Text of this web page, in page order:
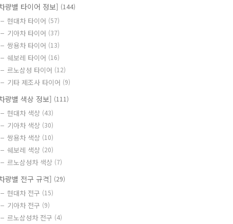
량별 타이어 정보] (144)
현대차 타이어 (57)
기아차 타이어 (37)
쌍용차 타이어 (13)
쉐보레 타이어 (16)
르노삼성 타이어 (12)
기타 제조사 타이어 (9)
량별 색상 정보] (111)
현대차 색상 (43)
기아차 색상 (30)
쌍용차 색상 (10)
쉐보레 색상 (20)
르노삼성차 색상 (7)
량별 전구 규격] (29)
현대차 전구 (15)
기아차 전구 (9)
르노삼성차 전구 (4)